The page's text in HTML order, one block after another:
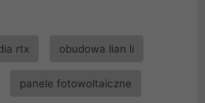
rtx obudowa lian li
panele fotowoltaiczne